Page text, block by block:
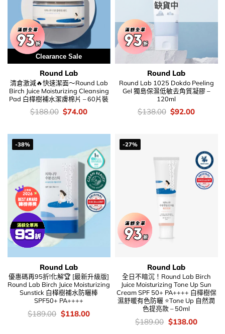
Clearance Sale
Round Lab
清倉激減🔥快速潔面～Round Lab
Birch Juice Moisturizing Cleansing
Pad 白樺樹補水潔膚棉片 – 60片裝
價
錢：
$188.00 Original
price
$188.00.
$74.00Current
$74.00.
缺貨中
Round Lab
Round Lab 1025 Dokdo Peeling
Gel 獨島保濕低敏去角質凝膠 –
120ml
價
錢：
$138.00 Original
price
$92.00Current
-38%
Round Lab
優惠碼再95折!化解🏆 [最新升級版]
Round Lab Birch Juice Moisturizing
Sunstick 白樺樹補水防曬棒
SPF50+ PA++++
價
錢：
$189.00 Original
price
$118.00Current
-27%
Round Lab
全日不暗沉！Round Lab Birch
Juice Moisturizing Tone Up Sun
Cream SPF 50+ PA++++ 白樺樹保
濕舒暖有色防曬 ⭐Tone Up 自然潤
色提亮款 – 50ml
價
錢：
$189.00 Original
price
$138.00Current